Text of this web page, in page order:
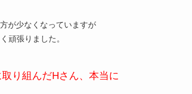
が少なくなっていますが
頑張りました。
り組んだHさん、本当に